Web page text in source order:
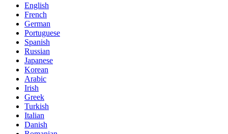
English
French
German
Portuguese
Spanish
Russian
Japanese
Korean
Arabic
Irish
Greek
Turkish
Italian
Danish